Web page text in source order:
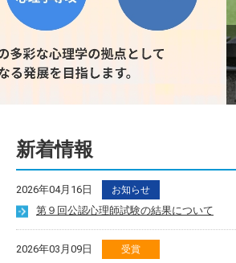
心理学専攻
心理学の知見や方法を用いて地域
ービスなどの現場の問題解決に
新着情報
2026年04月16日 お知らせ
第９回公認心理師試験の結果について
2026年03月09日 受賞